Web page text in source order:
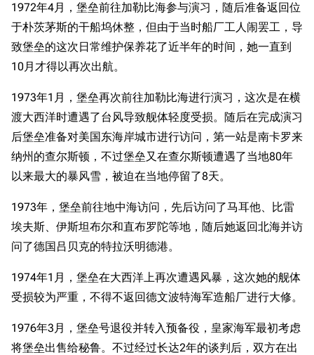
1972年4月，堡垒前往加勒比海参与演习，随后准备返回位
于朴茨茅斯的干船坞休整，但由于当时船厂工人闹罢工，导
致堡垒的这次日常维护保养花了近半年的时间，她一直到
10月才得以再次出航。
1973年1月，堡垒再次前往加勒比海进行演习，这次是在横
渡大西洋时遭遇了台风导致舰体轻度受损。随后在完成演习
后堡垒准备对美国东海岸城市进行访问，第一站是南卡罗来
纳州的查尔斯顿，不过堡垒又在查尔斯顿遭遇了当地80年
以来最大的暴风雪，被迫在当地停留了8天。
1973年，堡垒前往地中海访问，先后访问了马耳他、比雷
埃夫斯、伊斯坦布尔和直布罗陀等地，随后她返回北海并访
问了德国吕贝克的特拉沃明德港。
1974年1月，堡垒在大西洋上再次遭遇风暴，这次她的舰体
受损较为严重，不得不返回德文波特海军造船厂进行大修。
1976年3月，堡垒号退役并转入预备役，皇家海军最初考虑
将堡垒出售给秘鲁。不过经过长达2年的谈判后，双方在出